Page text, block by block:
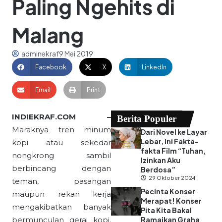
Paling Ngehits di
Malang
adminekraf9 Mei 2019
Facebook X LinkedIn
Email Print
INDIEKRAF.COM –
Maraknya tren minum
kopi atau sekedar
nongkrong sambil
berbincang dengan
teman, pasangan
maupun rekan kerja
mengakibatkan banyak
bermunculan gerai kopi.
Berita Populer
Dari Novel ke Layar
Lebar, Ini Fakta-
fakta Film “Tuhan,
Izinkan Aku
Berdosa”
29 Oktober 2024
Pecinta Konser
Merapat! Konser
Pita Kita Bakal
Ramaikan Graha